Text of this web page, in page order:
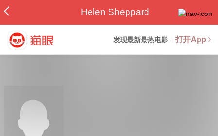
Helen Sheppard
发现最新最热电影 打开App